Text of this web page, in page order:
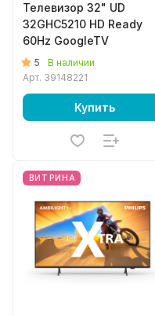
Телевизор 32" UD
32GHC5210 HD Ready
60Hz GoogleTV
5
В наличии
Арт. 39148221
Купить
ВИТРИНА